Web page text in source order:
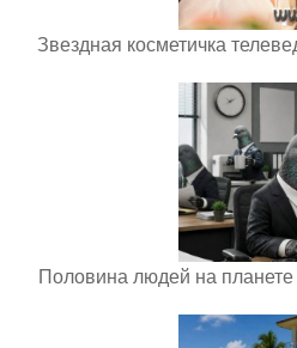
Звездная косметичка
Половина людей на